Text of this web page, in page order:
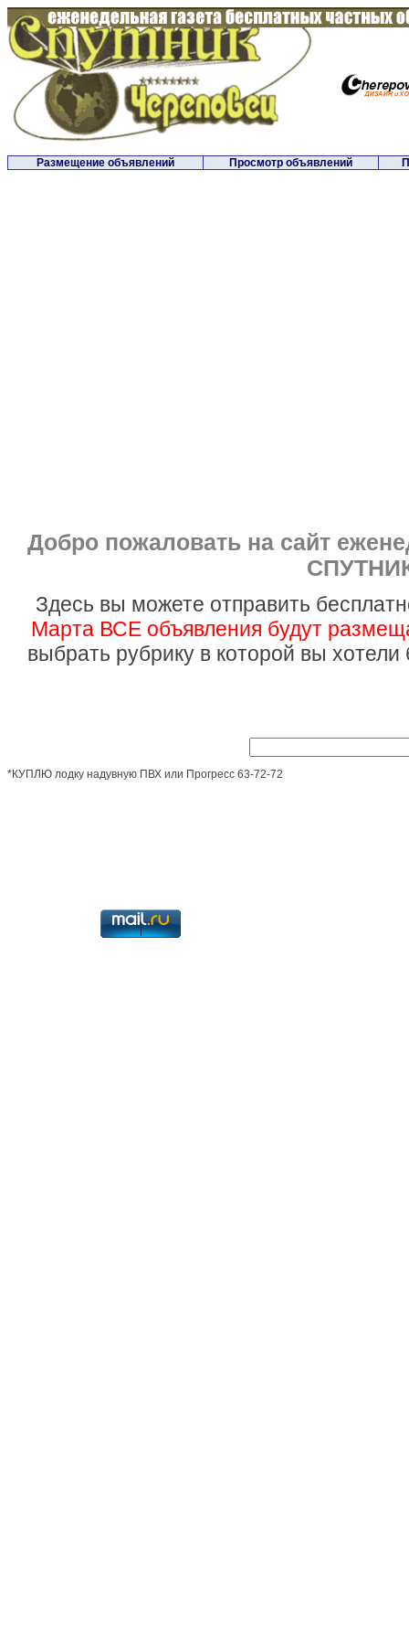
Размещение объявлений Просмотр объявлений
Добро пожаловать на сайт
Здесь вы можете отправить
Марта ВСЕ объявления будут
выбрать рубрику в которой вы
*КУПЛЮ лодку надувную ПВХ или Прогресс 63-72-72